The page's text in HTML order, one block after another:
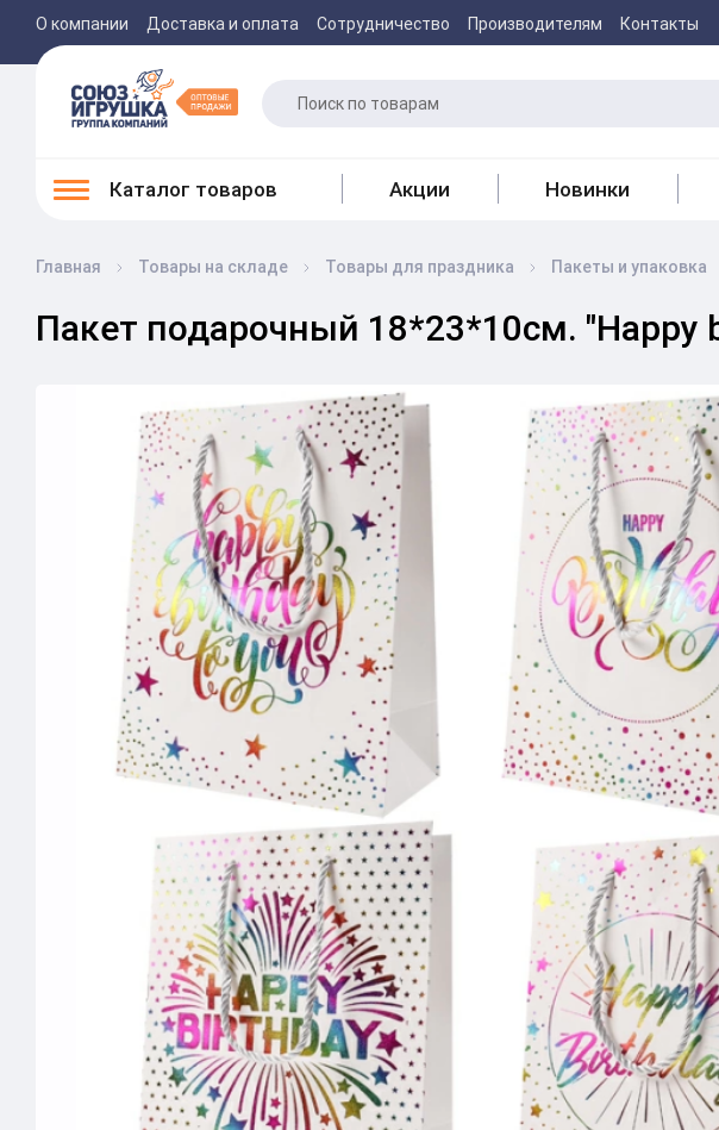
О компании Доставка и оплата Сотрудничество Производителям Контакты
Каталог товаров Акции Новинки
Главная Товары на складе Товары для праздника Пакеты и упаковка
Пакет подарочный 18*23*10см. "Happy